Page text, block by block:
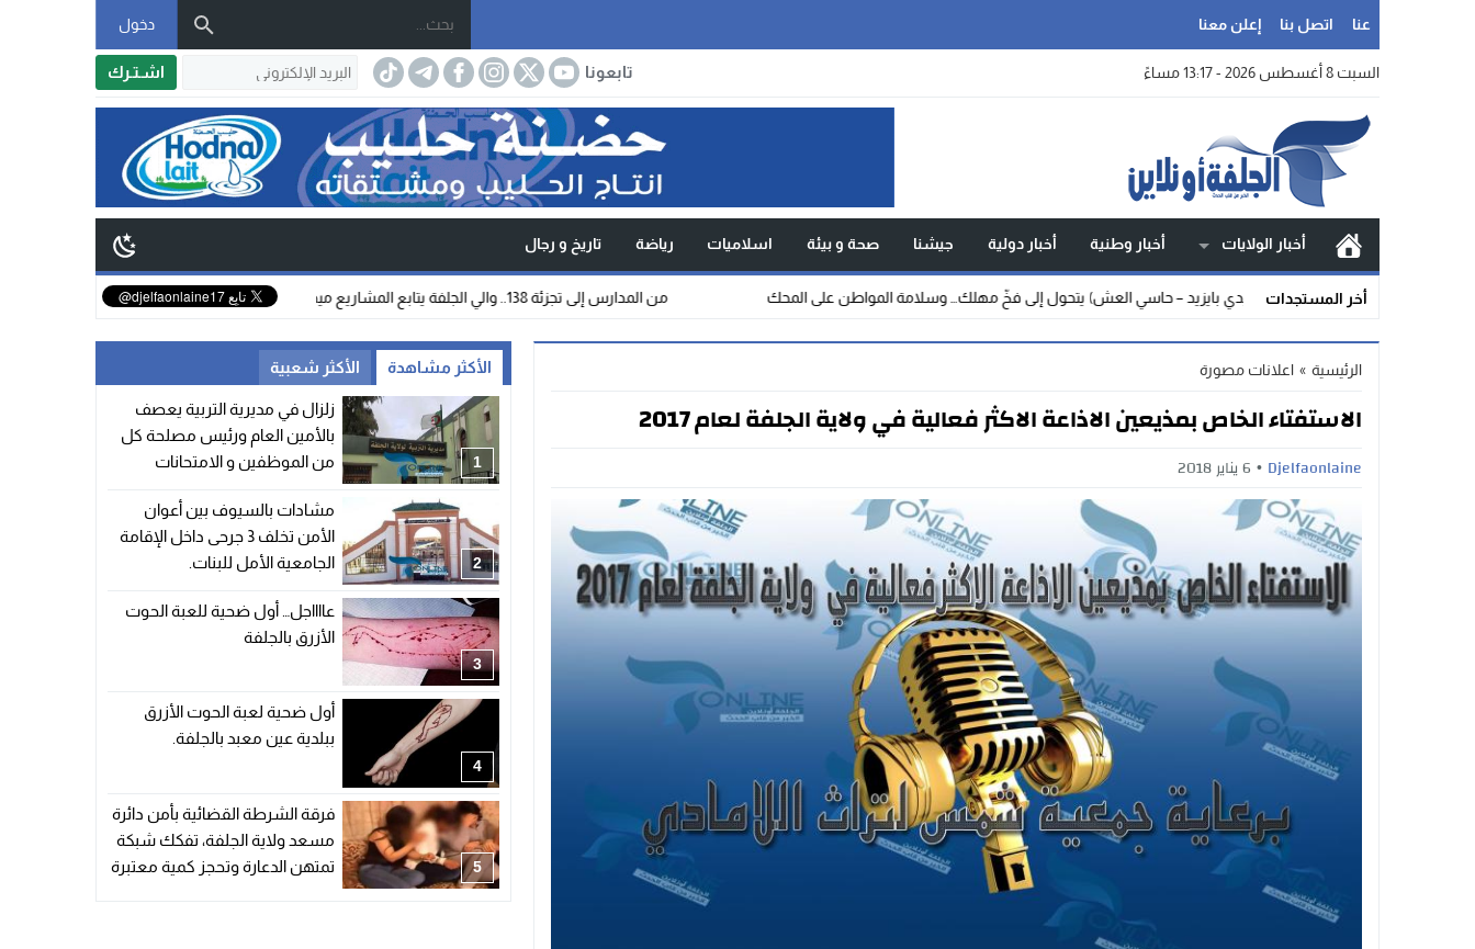
عنا اتصل بنا إعلن معنا دخول
السبت 8 أغسطس 2026 - 13:17 مساءً تابعونا اشـتـرك
أخبار الولايات أخبار وطنية أخبار دولية جيشنا صحة و بيئة اسلاميات رياضة تاريخ و رجال
أخر المستجدات من المدارس إلى تجزئة 138.. والي الجلفة يتابع المشاريع ميدانيًا ويعطي إشارة انطلاق الربط بالكهرباء والغاز صرخة العزلة: طريق (سيدي بايزيد – حاسي العش) يتحول إلى فخّ مهلك… وسلامة المواطن على المحك
الرئيسية » اعلانات مصورة
الاستفتاء الخاص بمذيعين الاذاعة الاكثر فعالية في ولاية الجلفة لعام 2017
Djelfaonlaine 6 يناير 2018
الأكثر مشاهدة الأكثر شعبية
1
زلزال في مديرية التربية يعصف
بالأمين العام ورئيس مصلحة كل
من الموظفين و الامتحانات
2
مشادات بالسيوف بين أعوان
الأمن تخلف 3 جرحى داخل الإقامة
الجامعية الأمل للبنات.
3
عااااجل… أول ضحية للعبة الحوت
الأزرق بالجلفة
4
أول ضحية لعبة الحوت الأزرق
ببلدية عين معبد بالجلفة.
5
فرقة الشرطة القضائية بأمن دائرة
مسعد ولاية الجلفة، تفكك شبكة
تمتهن الدعارة وتحجز كمية معتبرة